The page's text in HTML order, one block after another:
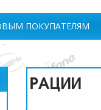
ПОКУПАТЕЛЯМ